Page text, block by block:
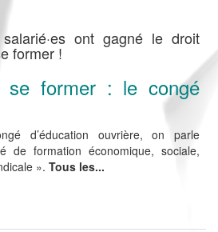
ont gagné le droit
former !
se former : le congé
d’éducation ouvrière, on parle
de formation économique, sociale,
». Tous les...